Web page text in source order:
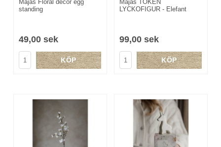
Majas Floral decor egg
standing
49,00 sek
KÖP
Majas TOKEN
LYCKOFIGUR - Elefant
99,00 sek
KÖP